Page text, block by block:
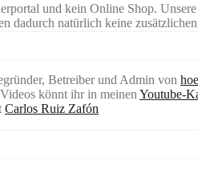
und kein Online Shop.
dadurch natürlich keine
Betreiber und Admin von
könnt ihr in meinen Youtube-
Carlos Ruiz Zafón